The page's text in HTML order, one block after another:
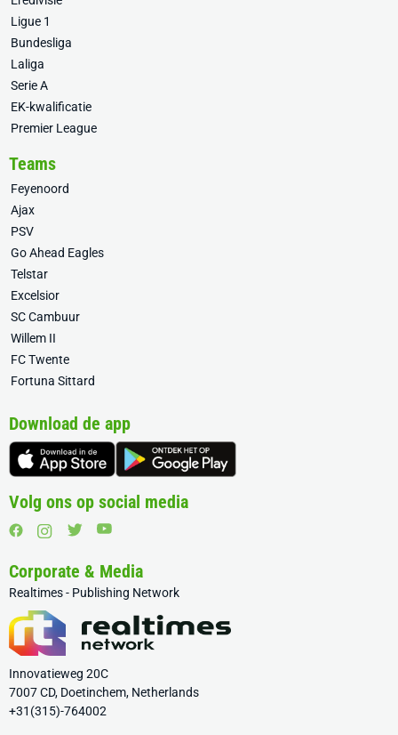
Ligue 1
Bundesliga
Laliga
Serie A
EK-kwalificatie
Premier League
Teams
Feyenoord
Ajax
PSV
Go Ahead Eagles
Telstar
Excelsior
SC Cambuur
Willem II
FC Twente
Fortuna Sittard
Download de app
Volg ons op social media
Corporate & Media
Realtimes - Publishing Network
Innovatieweg 20C
7007 CD, Doetinchem, Netherlands
+31(315)-764002